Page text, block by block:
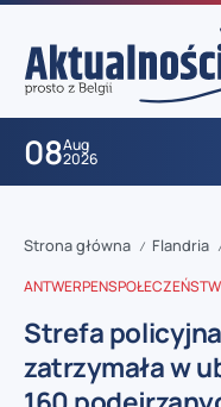
08Aug
2026
Strona główna / Flandria /
ANTWERPEN
Strefa
zatrzymała w